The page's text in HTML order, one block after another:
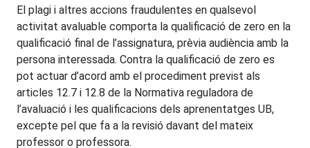
El plagi i altres accions fraudulentes en qualsevol
activitat avaluable comporta la qualificació de zero en la
qualificació final de l’assignatura, prèvia audiència amb la
persona interessada. Contra la qualificació de zero es
pot actuar d’acord amb el procediment previst als
articles 12.7 i 12.8 de la Normativa reguladora de
l’avaluació i les qualificacions dels aprenentatges UB,
excepte pel que fa a la revisió davant del mateix
professor o professora.